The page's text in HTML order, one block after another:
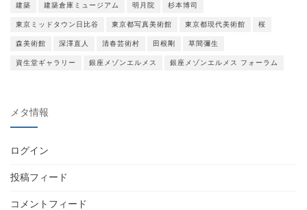
建築 建築倉庫ミュージアム 明月院 杉本博司
東京ミッドタウン日比谷 東京都写真美術館 東京都現代美術館 桜
森美術館 深澤直人 清春芸術村 田根剛 草間彌生
資生堂ギャラリー 銀座メゾンエルメス 銀座メゾンエルメス フォーラム
メタ情報
ログイン
投稿フィード
コメントフィード